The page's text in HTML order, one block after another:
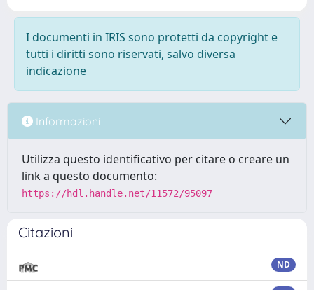
I documenti in IRIS sono protetti da copyright e
tutti i diritti sono riservati, salvo diversa
indicazione
Informazioni
Utilizza questo identificativo per citare o creare un
link a questo documento:
https://hdl.handle.net/11572/95097
Citazioni
ND